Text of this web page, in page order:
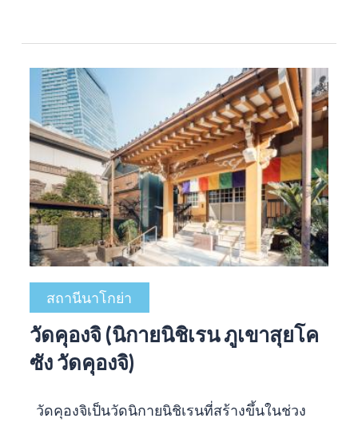
สถานีนาโกย่า
วัดคุองจิ (นิกายนิชิเรน ภูเขาสุยโค
ซัง วัดคุองจิ)
วัดคุองจิเป็นวัดนิกายนิชิเรนที่สร้างขึ้นในช่วง